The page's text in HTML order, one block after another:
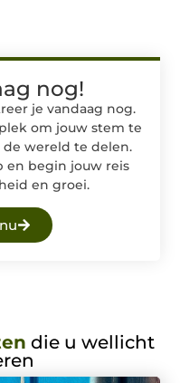
nog!
je vandaag nog.
om jouw stem te
wereld te delen.
en begin jouw reis
en groei.
die u wellicht